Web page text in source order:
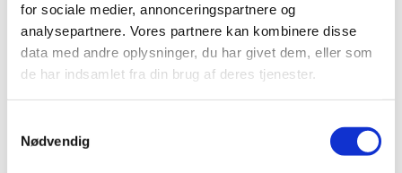
for sociale medier, annonceringspartnere og
analysepartnere. Vores partnere kan kombinere disse
data med andre oplysninger, du har givet dem, eller som
de har indsamlet fra din brug af deres tjenester.
Nødvendig
295.-/md
Flådestyring
Planlæg udbringning/afhentning af